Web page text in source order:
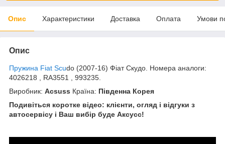
Опис Характеристики Доставка Оплата Умови
Опис
Пружина Fiat Scudo (2007-16) Фіат Скудо. Номера аналоги:
4026218 , RA3551 , 993235.
Виробник: Acsuss Країна: Південна Корея
Подивіться коротке відео: клієнти, огляд і відгуки з
автосервісу і Ваш вибір буде Aксусс!